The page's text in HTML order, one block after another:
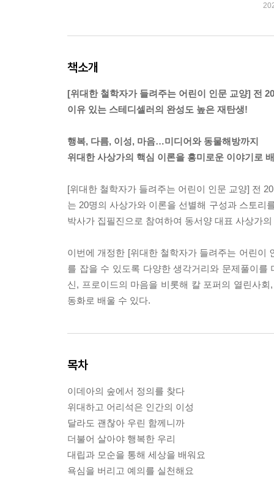
책소개
[위대한 철학자가 들려주는 어린이 인문 교양] 전
이유 있는 스테디셀러의 완성도 높은 재탄생!
행복, 다름, 이성, 마음…미디어와 동물해방까지
위대한 사상가의 핵심 이론을 흥미로운 이야기로
[위대한 철학자가 들려주는 어린이 인문 교양] 전
는 20명의 사상가와 이론을 선별해 구성과 스토리
박사가 집필진으로 참여하여 동서양 대표 사상가
이번에 개정한 [위대한 철학자가 들려주는 어린이
를 잡을 수 있도록 다양한 생각거리와 문제풀이
신, 프로이드의 마음을 비롯해 칼 포퍼의 열린사
동화로 배울 수 있다.
목차
이데아의 숲에서 정의를 찾다
위대하고 어리석은 인간의 이성
달라도 괜찮아 우린 함께니까
더불어 살아야 행복한 우리
대립과 모순을 통해 세상을 배워요
욕심을 버리고 예의를 실천해요